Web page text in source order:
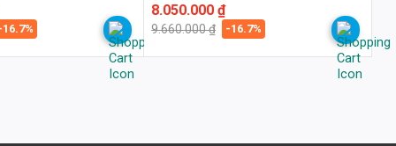
9.660.000₫
Giá
gốc
là:
8.050.000₫
Giá
hiện
tại
8.050.000 ₫.
-16.7%